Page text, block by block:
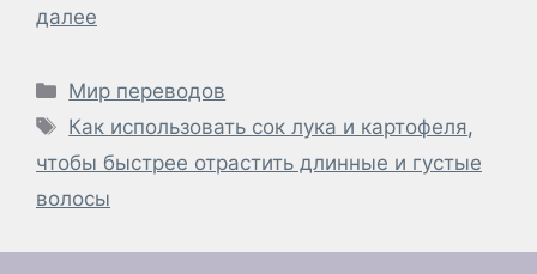
далее
Рубрики
Мир переводов
Метки
Как использовать сок лука и картофеля,
чтобы быстрее отрастить длинные и густые
волосы